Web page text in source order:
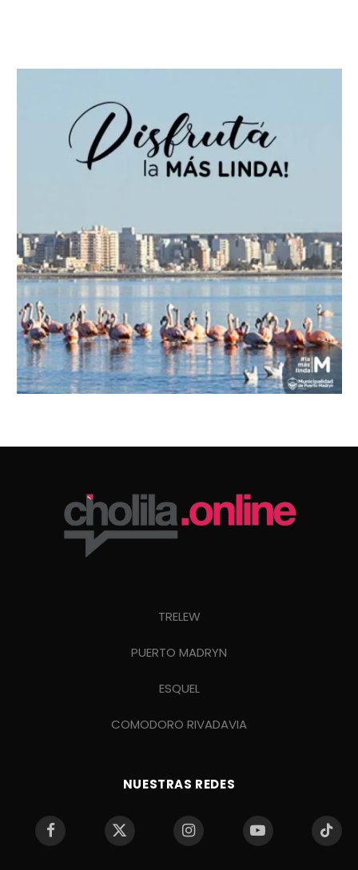
TRELEW
PUERTO MADRYN
ESQUEL
COMODORO RIVADAVIA
NUESTRAS REDES
Facebook
X
Instagram YouTube